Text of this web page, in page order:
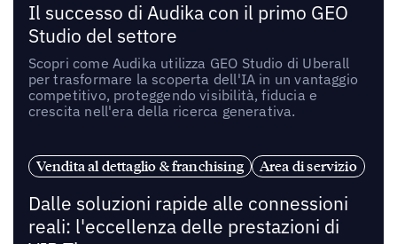
Il successo di Audika con il primo GEO
Studio del settore
Scopri come Audika utilizza GEO Studio di Uberall
per trasformare la scoperta dell'IA in un vantaggio
competitivo, proteggendo visibilità, fiducia e
crescita nell'era della ricerca generativa.
Vendita al dettaglio & franchising Area di servizio
Dalle soluzioni rapide alle connessioni
reali: l'eccellenza delle prestazioni di